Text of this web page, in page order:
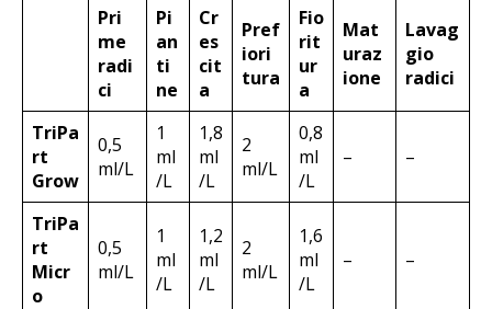
Pri
me
radi
ci
Pi
an
ti
ne
Cr
es
cit
a
Pref
iori
tura
Fio
rit
ur
a
Mat
uraz
ione
Lavag
gio
radici
TriPa
rt
Grow
0,5
ml/L
1
ml
/L
1,8
ml
/L
2
ml/L
0,8
ml
/L
– –
TriPa
rt
Micr
o
0,5
ml/L
1
ml
/L
1,2
ml
/L
2
ml/L
1,6
ml
/L
– –